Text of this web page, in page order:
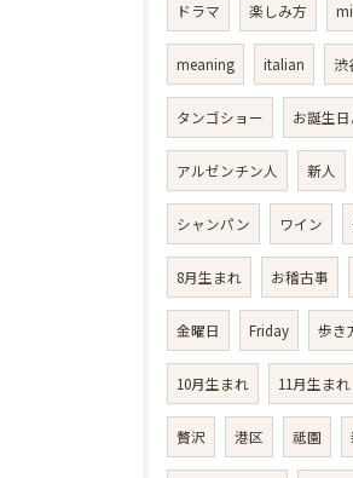
ドラマ 楽しみ方
meaning italian 渋
タンゴショー お誕生
アルゼンチン人 新人
シャンパン ワイン
8月生まれ お稽古事
金曜日 Friday 歩き
10月生まれ 11月生まれ
贅沢 港区 祗園